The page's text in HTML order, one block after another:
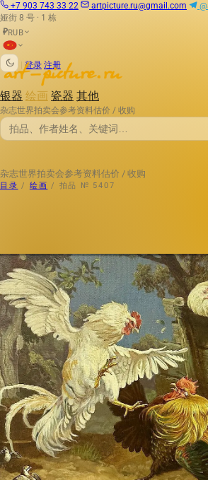
+7 903 743 33 22 artpicture.ru@gmail.com
娅街 8 号 · 1 栋
₽RUB
登录 注册
银器 绘画 瓷器 其他
杂志世界拍卖会参考资料估价 / 收购
杂志世界拍卖会参考资料估价 / 收购
目录 / 绘画 / 拍品 № 5407